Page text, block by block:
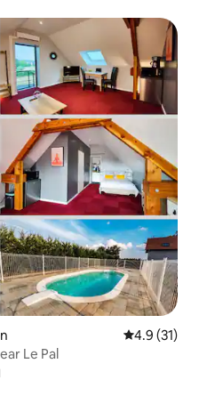
คะแนนเฉลี่ย
4.9 (31)
Le Pal